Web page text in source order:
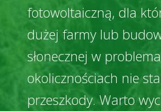
fotowoltaiczną, dla
dużej farmy lub
słonecznej w
okolicznościach nie
przeszkody. Warto